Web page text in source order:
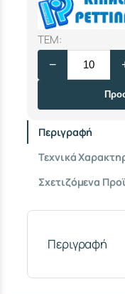
ΤΕΜ:
Π
Ρ
Ε
Τ
Σ
Ο
Ε
Χ
Ν
−
Περιγραφή
Τεχνικά
Σχετιζόμενα
Περιγραφή